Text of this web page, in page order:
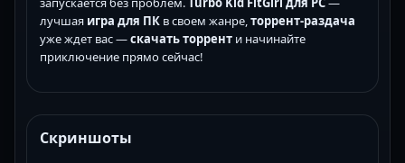
лучшая игра для ПК в своем жанре,торрент-раздача
уже ждет вас —скачать торрент и начинайте
приключение прямо сейчас!
Скриншоты